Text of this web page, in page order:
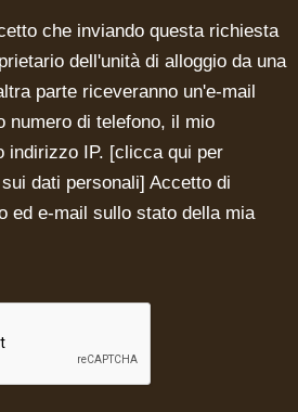
che inviando questa richiesta
dell'unità di alloggio da una
parte riceveranno un'e-mail
numero di telefono, il mio
indirizzo IP. [clicca qui per
dati personali] Accetto di
ed e-mail sullo stato della mia